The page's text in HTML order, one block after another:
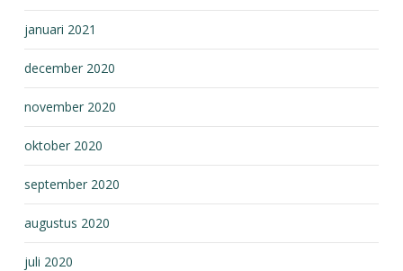
januari 2021
december 2020
november 2020
oktober 2020
september 2020
augustus 2020
juli 2020